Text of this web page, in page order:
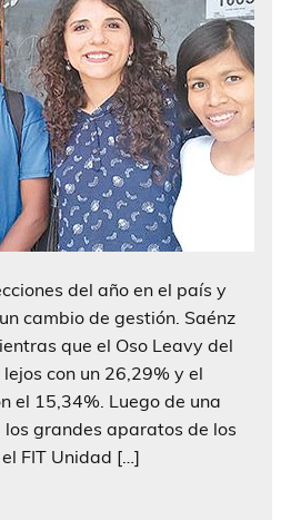
del año en el país y
cambio de gestión. Saénz
que el Oso Leavy del
con un 26,29% y el
el 15,34%. Luego de una
grandes aparatos de los
FIT Unidad […]